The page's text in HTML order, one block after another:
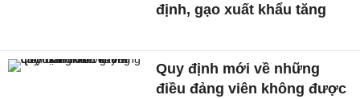
định, gạo xuất khẩu tăng
Quy định mới về những
điều đảng viên không được